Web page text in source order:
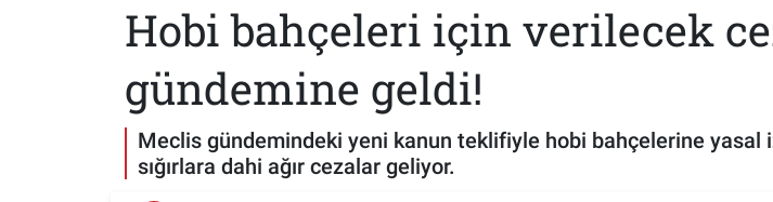
Hobi bahçeleri için verilecek
gündemine geldi!
Meclis gündemindeki yeni kanun teklifiyle hobi bahçelerine
sığırlara dahi ağır cezalar geliyor.
MAGAZİN
Eskişehir Namaz Vakitleri
Eskişehir Trafik Yoğunluk Haritası
Süper Lig Puan Durumu ve Fikstür
Tüm Manşetler